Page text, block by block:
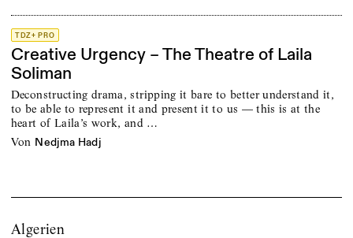
TDZ+ PRO
Creative Urgency – The Theatre of Laila
Soliman
Deconstructing drama, stripping it bare to better understand it,
to be able to represent it and present it to us — this is at the
heart of Laila’s work, and …
von Nedjma Hadj
Algerien